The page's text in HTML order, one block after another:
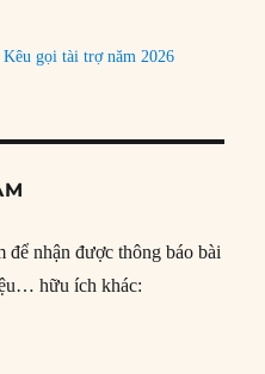
gọi tài trợ năm 2026
nhận được thông báo bài
hữu ích khác: